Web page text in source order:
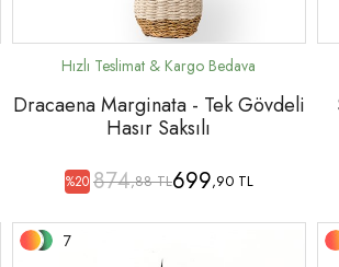
Dracaena Marginata - Tek Gövdeli
Hasır Saksılı
%20 874,88 TL699,90 TL
7